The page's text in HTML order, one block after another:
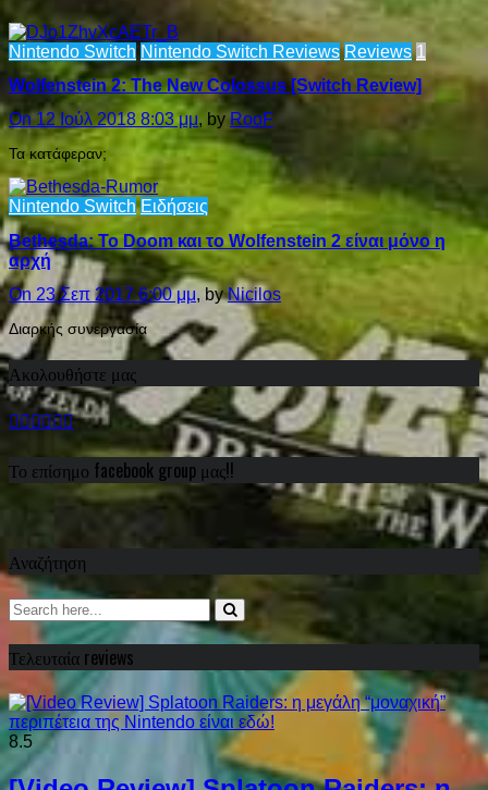
Nintendo Switch Nintendo Switch Reviews Reviews 1
Wolfenstein 2: The New Colossus [Switch Review]
On 12 Ιούλ 2018 8:03 μμ, by RooF
Τα κατάφεραν;
Nintendo Switch Ειδήσεις
Bethesda: Το Doom και το Wolfenstein 2 είναι μόνο η
αρχή
On 23 Σεπ 2017 6:00 μμ, byNicilos
Διαρκής συνεργασία
Ακολουθήστε μας
Το επίσημο facebook group μας!!
Αναζήτηση
Τελευταία reviews
8.5